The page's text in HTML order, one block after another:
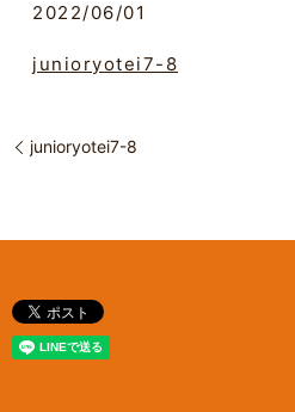
2022/06/01
junioryotei7-8
junioryotei7-8